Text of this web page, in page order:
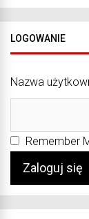
LOGOWANIE
Nazwa
Remember